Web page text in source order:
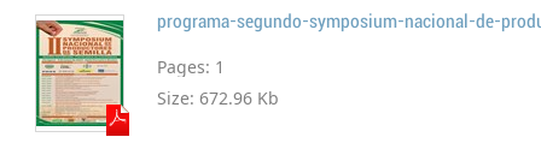
Pages: 1
Size: 672.96 Kb